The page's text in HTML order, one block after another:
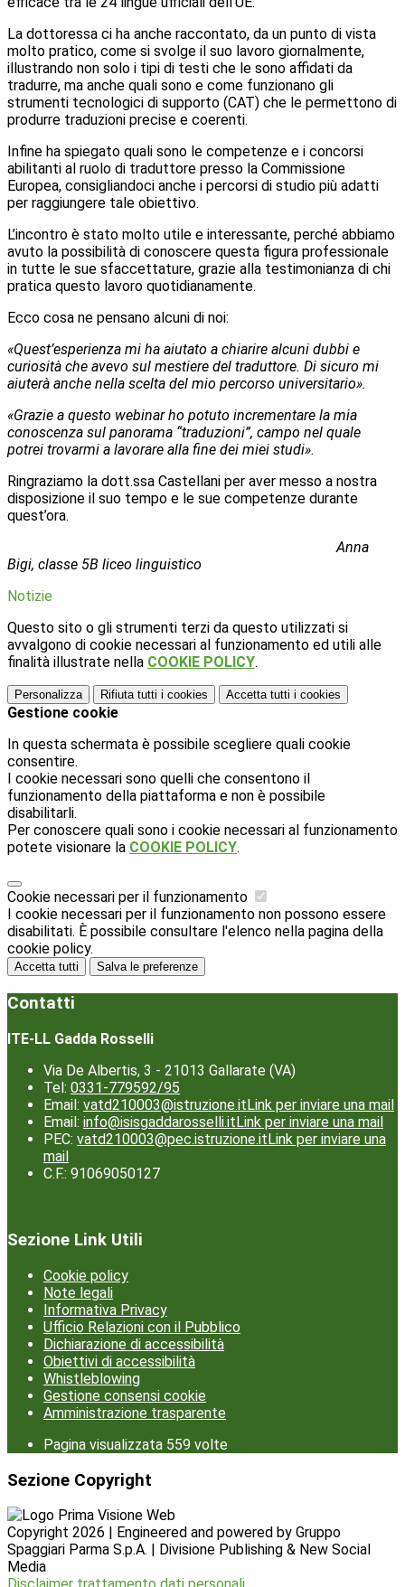
La dottoressa ci ha anche raccontato, da un punto di vista
molto pratico, come si svolge il suo lavoro giornalmente,
illustrando non solo i tipi di testi che le sono affidati da
tradurre, ma anche quali sono e come funzionano gli
strumenti tecnologici di supporto (CAT) che le permettono di
produrre traduzioni precise e coerenti.
Infine ha spiegato quali sono le competenze e i concorsi
abilitanti al ruolo di traduttore presso la Commissione
Europea, consigliandoci anche i percorsi di studio più adatti
per raggiungere tale obiettivo.
L’incontro è stato molto utile e interessante, perché abbiamo
avuto la possibilità di conoscere questa figura professionale
in tutte le sue sfaccettature, grazie alla testimonianza di chi
pratica questo lavoro quotidianamente.
Ecco cosa ne pensano alcuni di noi:
«Quest’esperienza mi ha aiutato a chiarire alcuni dubbi e
curiosità che avevo sul mestiere del traduttore. Di sicuro mi
aiuterà anche nella scelta del mio percorso universitario».
«Grazie a questo webinar ho potuto incrementare la mia
conoscenza sul panorama “traduzioni”, campo nel quale
potrei trovarmi a lavorare alla fine dei miei studi».
Ringraziamo la dott.ssa Castellani per aver messo a nostra
disposizione il suo tempo e le sue competenze durante
quest’ora.
Anna
Bigi, classe 5B liceo linguistico
Notizie
Questo sito o gli strumenti terzi da questo utilizzati si
avvalgono di cookie necessari al funzionamento ed utili alle
finalità illustrate nella COOKIE POLICY.
Personalizza Rifiuta tutti i cookies Accetta tutti i cookies
Gestione cookie
In questa schermata è possibile scegliere quali cookie
consentire.
I cookie necessari sono quelli che consentono il
funzionamento della piattaforma e non è possibile
disabilitarli.
Per conoscere quali sono i cookie necessari al funzionamento
potete visionare la COOKIE POLICY.
Cookie necessari per il funzionamento
I cookie necessari per il funzionamento non possono essere
disabilitati. È possibile consultare l'elenco nella pagina della
cookie policy.
Accetta tutti Salva le preferenze
Contatti
ITE-LL Gadda Rosselli
Via De Albertis, 3 - 21013 Gallarate (VA)
Tel: 0331-779592/95
Email: vatd210003@istruzione.itLink per inviare una mail
Email: info@isisgaddarosselli.itLink per inviare una mail
PEC: vatd210003@pec.istruzione.itLink per inviare una
mail
C.F.: 91069050127
Sezione Link Utili
Cookie policy
Note legali
Informativa Privacy
Ufficio Relazioni con il Pubblico
Dichiarazione di accessibilità
Obiettivi di accessibilità
Whistleblowing
Gestione consensi cookie
Amministrazione trasparente
Pagina visualizzata 559 volte
Sezione Copyright
Copyright 2026 | Engineered and powered by Gruppo
Spaggiari Parma S.p.A. | Divisione Publishing & New Social
Media